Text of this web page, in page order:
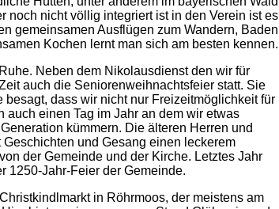
noch nicht völlig integriert ist in den Verein ist es
gemeinsamen Ausflügen zum Wandern, Baden
Kochen lernt man sich am besten kennen.
Neben dem Nikolausdienst den wir für
auch die Seniorenweihnachtsfeier statt. Sie
dass wir nicht nur Freizeitmöglichkeit für
einen Tag im Jahr an dem wir etwas
kümmern. Die älteren Herren und
und Gesang einen leckerem
der Gemeinde und der Kirche. Letztes Jahr
1250-Jahr-Feier der Gemeinde.
in Röhrmoos, der meistens am